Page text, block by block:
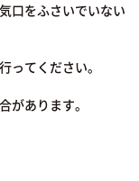
口をふさいでいない
ってください。
があります。